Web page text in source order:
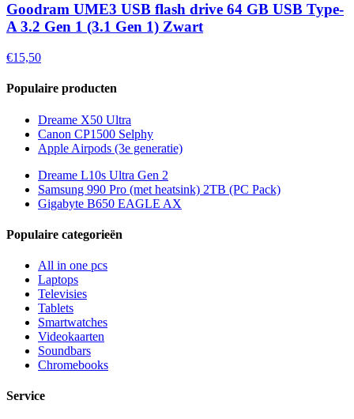
Goodram UME3 USB flash drive 64 GB USB Type-
A 3.2 Gen 1 (3.1 Gen 1) Zwart
€15,50
Populaire producten
Dreame X50 Ultra
Canon CP1500 Selphy
Apple Airpods (3e generatie)
Dreame L10s Ultra Gen 2
Samsung 990 Pro (met heatsink) 2TB (PC Pack)
Gigabyte B650 EAGLE AX
Populaire categorieën
All in one pcs
Laptops
Televisies
Tablets
Smartwatches
Videokaarten
Soundbars
Chromebooks
Service